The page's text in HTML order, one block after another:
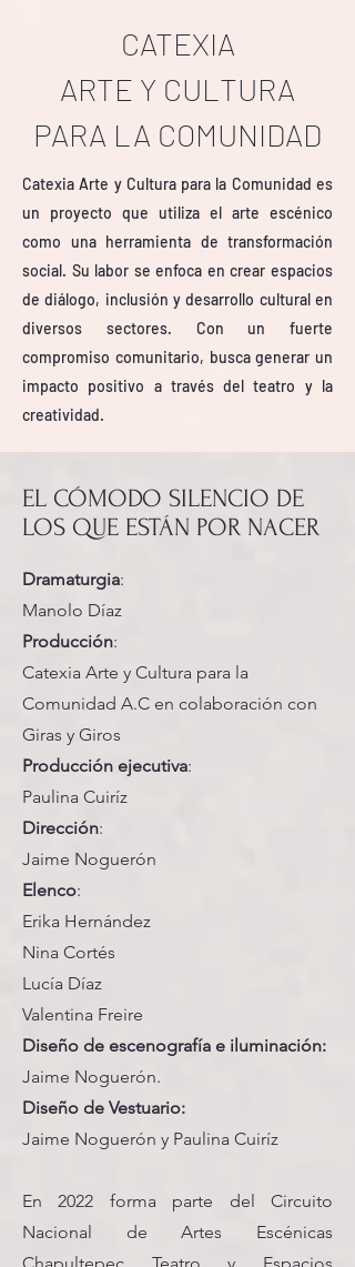
CATEXIA
ARTE Y CULTURA
PARA LA COMUNIDAD
Catexia Arte y Cultura para la Comunidad es
un proyecto que utiliza el arte escénico
como una herramienta de transformación
social. Su labor se enfoca en crear espacios
de diálogo, inclusión y desarrollo cultural en
diversos sectores. Con un fuerte
compromiso comunitario, busca generar un
impacto positivo a través del teatro y la
creatividad.
EL CÓMODO SILENCIO DE
LOS QUE ESTÁN POR NACER
Dramaturgia:
Manolo Díaz
Producción:
Catexia Arte y Cultura para la
Comunidad A.C en colaboración con
Giras y Giros
Producción ejecutiva:
Paulina Cuiríz
Dirección:
Jaime Noguerón
Elenco:
Erika Hernández
Nina Cortés
Lucía Díaz
Valentina Freire
Diseño de escenografía e iluminación:
Jaime Noguerón.
Diseño de Vestuario:
Jaime Noguerón y Paulina Cuiríz
En 2022 forma parte del Circuito
Nacional de Artes Escénicas